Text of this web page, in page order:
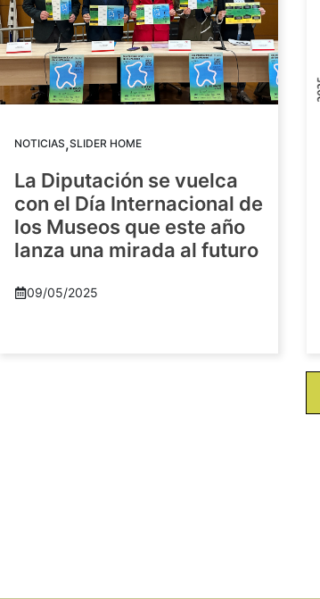
NOTICIAS,SLIDER HOME
La Diputación se vuelca
con el Día Internacional de
los Museos que este año
lanza una mirada al futuro
09/05/2025